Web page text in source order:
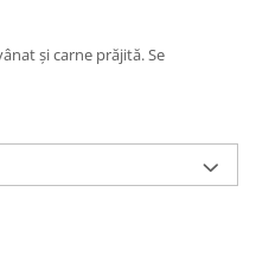
și carne prăjită. Se